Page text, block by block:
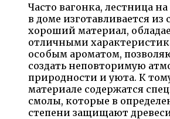
Часто вагонка, лестница
в доме изготавливается из
хороший материал,
отличными
особым ароматом,
создать неповторимую
природности и уюта. К
материале содержатся
смолы, которые в
степени защищают